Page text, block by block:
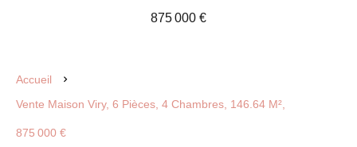
875 000 €
Accueil
Vente Maison Viry, 6 Pièces, 4 Chambres, 146.64 M²,
875 000 €